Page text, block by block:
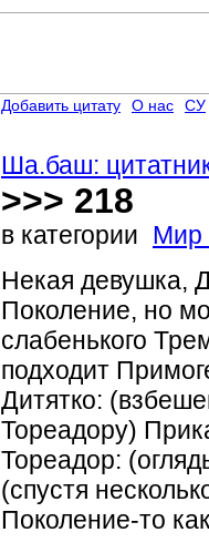
Ша.баш:
>>> 218
в категории Мир
Некая девушка,
Поколение, но
слабенького
подходит
Дитятко:
Тореадору)
Тореадор:
(спустя
Поколение-то
Добавить цитату О нас СУ